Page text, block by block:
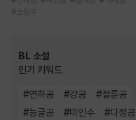
#소심수
BL 소설
인기 키워드
#연하공 #강공 #절륜공
#능글공 #미인수 #다정공